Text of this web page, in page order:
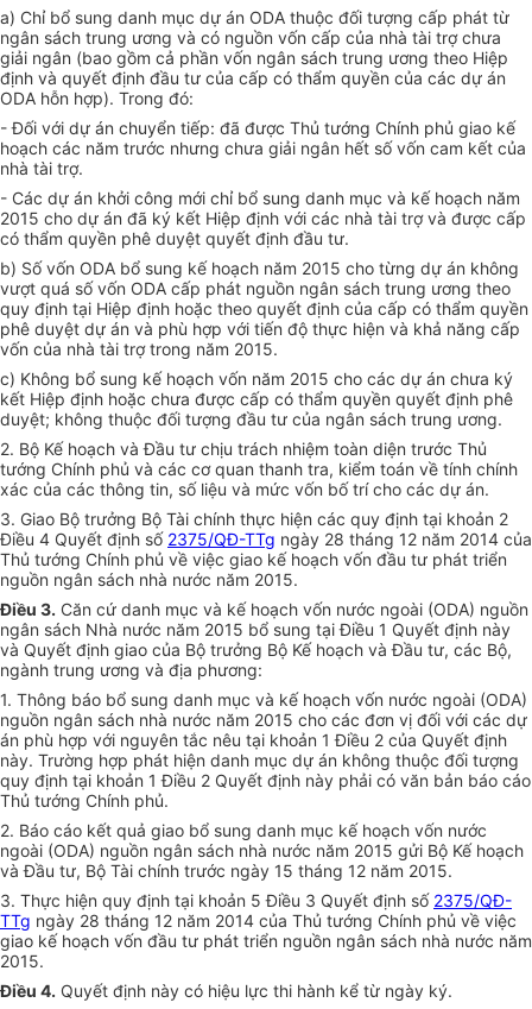
a) Chỉ bổ sung danh mục dự án ODA thuộc đối tượng cấp phát từ
ngân sách trung ương và có nguồn vốn cấp của nhà tài trợ chưa
giải ngân (bao gồm cả phần vốn ngân sách trung ương theo Hiệp
định và quyết định đầu tư của cấp có thẩm quyền của các dự án
ODA hỗn hợp). Trong đó:
- Đối với dự án chuyển tiếp: đã được Thủ tướng Chính phủ giao kế
hoạch các năm trước nhưng chưa giải ngân hết số vốn cam kết của
nhà tài trợ.
- Các dự án khởi công mới chỉ bổ sung danh mục và kế hoạch năm
2015 cho dự án đã ký kết Hiệp định với các nhà tài trợ và được cấp
có thẩm quyền phê duyệt quyết định đầu tư.
b) Số vốn ODA bổ sung kế hoạch năm 2015 cho từng dự án không
vượt quá số vốn ODA cấp phát nguồn ngân sách trung ương theo
quy định tại Hiệp định hoặc theo quyết định của cấp có thẩm quyền
phê duyệt dự án và phù hợp với tiến độ thực hiện và khả năng cấp
vốn của nhà tài trợ trong năm 2015.
c) Không bổ sung kế hoạch vốn năm 2015 cho các dự án chưa ký
kết Hiệp định hoặc chưa được cấp có thẩm quyền quyết định phê
duyệt; không thuộc đối tượng đầu tư của ngân sách trung ương.
2. Bộ Kế hoạch và Đầu tư chịu trách nhiệm toàn diện trước Thủ
tướng Chính phủ và các cơ quan thanh tra, kiểm toán về tính chính
xác của các thông tin, số liệu và mức vốn bố trí cho các dự án.
3. Giao Bộ trưởng Bộ Tài chính thực hiện các quy định tại khoản 2
Điều 4 Quyết định số 2375/QĐ-TTg ngày 28 tháng 12 năm 2014 của
Thủ tướng Chính phủ về việc giao kế hoạch vốn đầu tư phát triển
nguồn ngân sách nhà nước năm 2015.
Điều 3. Căn cứ danh mục và kế hoạch vốn nước ngoài (ODA) nguồn
ngân sách Nhà nước năm 2015 bổ sung tại Điều 1 Quyết định này
và Quyết định giao của Bộ trưởng Bộ Kế hoạch và Đầu tư, các Bộ,
ngành trung ương và địa phương:
1. Thông báo bổ sung danh mục và kế hoạch vốn nước ngoài (ODA)
nguồn ngân sách nhà nước năm 2015 cho các đơn vị đối với các dự
án phù hợp với nguyên tắc nêu tại khoản 1 Điều 2 của Quyết định
này. Trường hợp phát hiện danh mục dự án không thuộc đối tượng
quy định tại khoản 1 Điều 2 Quyết định này phải có văn bản báo cáo
Thủ tướng Chính phủ.
2. Báo cáo kết quả giao bổ sung danh mục kế hoạch vốn nước
ngoài (ODA) nguồn ngân sách nhà nước năm 2015 gửi Bộ Kế hoạch
và Đầu tư, Bộ Tài chính trước ngày 15 tháng 12 năm 2015.
3. Thực hiện quy định tại khoản 5 Điều 3 Quyết định số 2375/QĐ-
TTg ngày 28 tháng 12 năm 2014 của Thủ tướng Chính phủ về việc
giao kế hoạch vốn đầu tư phát triển nguồn ngân sách nhà nước năm
2015.
Điều 4. Quyết định này có hiệu lực thi hành kể từ ngày ký.